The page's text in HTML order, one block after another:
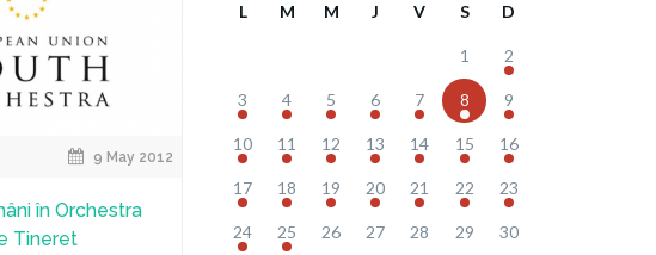
9 May 2012
în Orchestra
Tineret
L M M J V S D
1 2
3 4 5 6 7 8 9
10 11 12 13 14 15 16
17 18 19 20 21 22 23
24 25 26 27 28 29 30